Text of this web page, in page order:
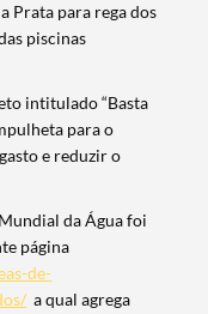
Prata para rega dos
piscinas
intitulado “Basta
para o
e reduzir o
da Água foi
página
de-
a qual agrega